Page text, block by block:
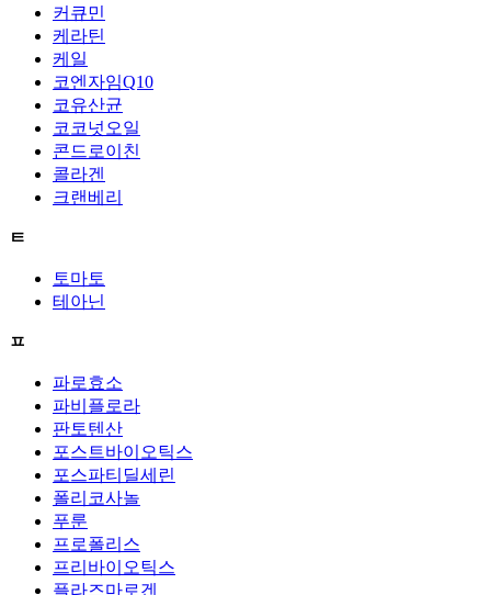
커큐민
케라틴
케일
코엔자임Q10
코유산균
코코넛오일
콘드로이친
콜라겐
크랜베리
ㅌ
토마토
테아닌
ㅍ
파로효소
파비플로라
판토텐산
포스트바이오틱스
포스파티딜세린
폴리코사놀
푸룬
프로폴리스
프리바이오틱스
플라즈마로겐